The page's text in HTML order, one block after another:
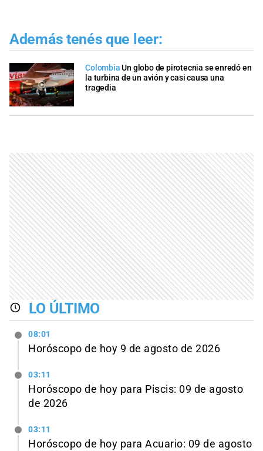
Además tenés que leer:
Colombia Un globo de pirotecnia se enredó en
la turbina de un avión y casi causa una
tragedia
LO ÚLTIMO
08:01
Horóscopo de hoy 9 de agosto de 2026
03:11
Horóscopo de hoy para Piscis: 09 de agosto
de 2026
03:11
Horóscopo de hoy para Acuario: 09 de agosto